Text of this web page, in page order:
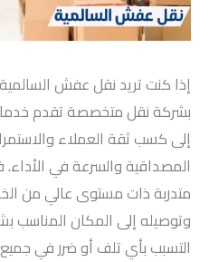
إذا كنت تريد نقل عفش
بشركة نقل متخصصة تقدم
إلى كسب ثقة العملاء
المصداقية والسرعة في
متدربة ذات مستوى عالي من
وتوصيله إلى المكان المناسب
التسبب بأي تلف أو ضرر في